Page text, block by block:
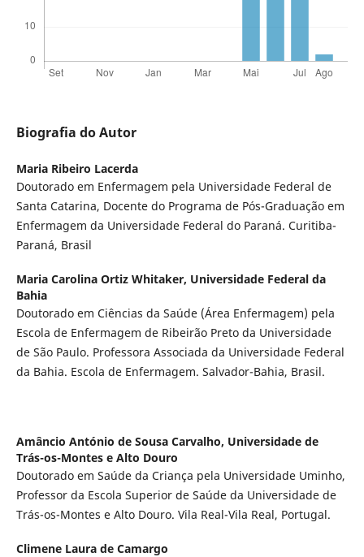
Biografia do Autor
Maria Ribeiro Lacerda
Doutorado em Enfermagem pela Universidade Federal de
Santa Catarina, Docente do Programa de Pós-Graduação em
Enfermagem da Universidade Federal do Paraná. Curitiba-
Paraná, Brasil
Maria Carolina Ortiz Whitaker, Universidade Federal da
Bahia
Doutorado em Ciências da Saúde (Área Enfermagem) pela
Escola de Enfermagem de Ribeirão Preto da Universidade
de São Paulo. Professora Associada da Universidade Federal
da Bahia. Escola de Enfermagem. Salvador-Bahia, Brasil.
Amâncio António de Sousa Carvalho, Universidade de
Trás-os-Montes e Alto Douro
Doutorado em Saúde da Criança pela Universidade Uminho,
Professor da Escola Superior de Saúde da Universidade de
Trás-os-Montes e Alto Douro. Vila Real-Vila Real, Portugal.
Climene Laura de Camargo